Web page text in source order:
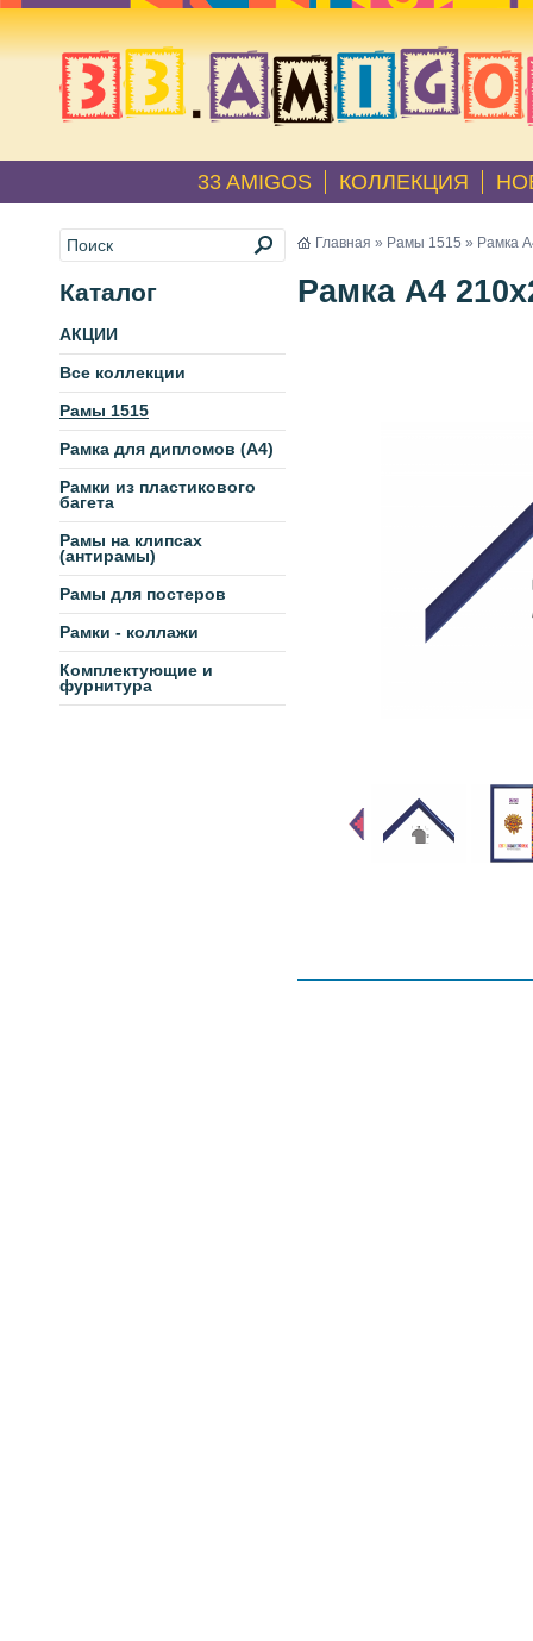
33 AMIGOS КОЛЛЕКЦИЯ
Каталог
АКЦИИ
Все коллекции
Рамы 1515
Рамка для дипломов (А4)
Рамки из пластикового
багета
Рамы на клипсах
(антирамы)
Рамы для постеров
Рамки - коллажи
Комплектующие и
фурнитура
Главная » Рамы 1515 » Рамка
Рамка А4